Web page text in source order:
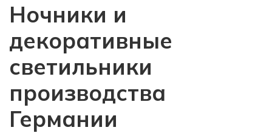
Ночники и
декоративные
светильники
производства
Германии